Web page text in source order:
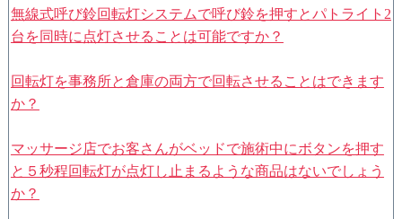
無線式呼び鈴回転灯システムで呼び鈴を押すとパトライト2
台を同時に点灯させることは可能ですか？
回転灯を事務所と倉庫の両方で回転させることはできます
か？
マッサージ店でお客さんがベッドで施術中にボタンを押す
と５秒程回転灯が点灯し止まるような商品はないでしょう
か？